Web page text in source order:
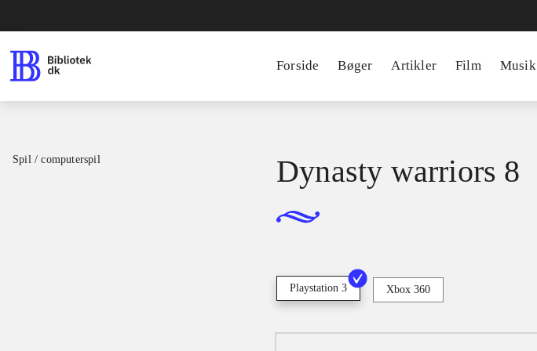
Forside Bøger Artikler Film Musik
Spil / computerspil Dynasty warriors 8
Playstation 3 Xbox 360